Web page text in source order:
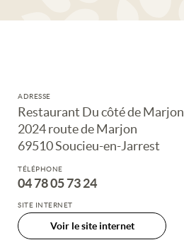
ADRESSE
Restaurant Du côté de Marjon
2024 route de Marjon
69510 Soucieu-en-Jarrest
TÉLÉPHONE
04 78 05 73 24
SITE INTERNET
Voir le site internet